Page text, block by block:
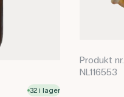
32 i lager
Produkt nr.
NL116553